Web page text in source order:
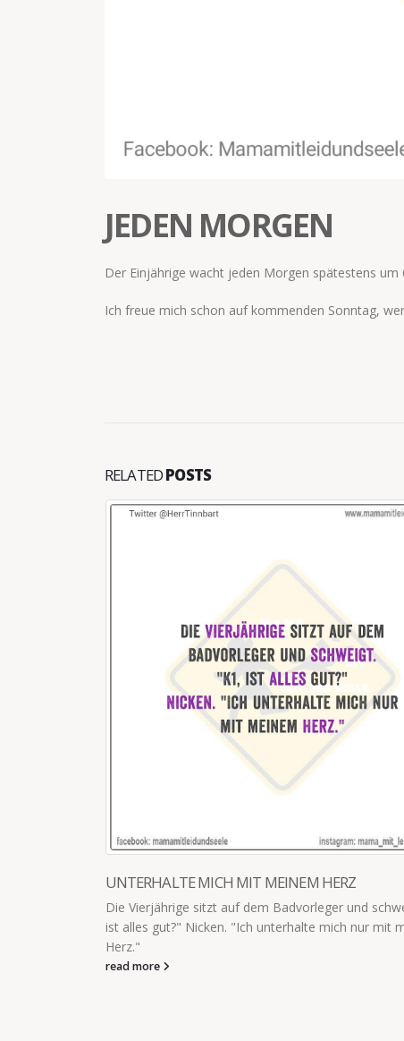
JEDEN MORGEN
Der Einjährige wacht jeden Morgen spätestens um
Ich freue mich schon auf kommenden Sonntag,
RELATEDPOSTS
und schweigt. "K1,
nur mit meinem
MEIN GOLDENER HOMESCHOOLING-
"Das ist eine krasse
schaffen wir. Und was nicht, das nicht.
read more